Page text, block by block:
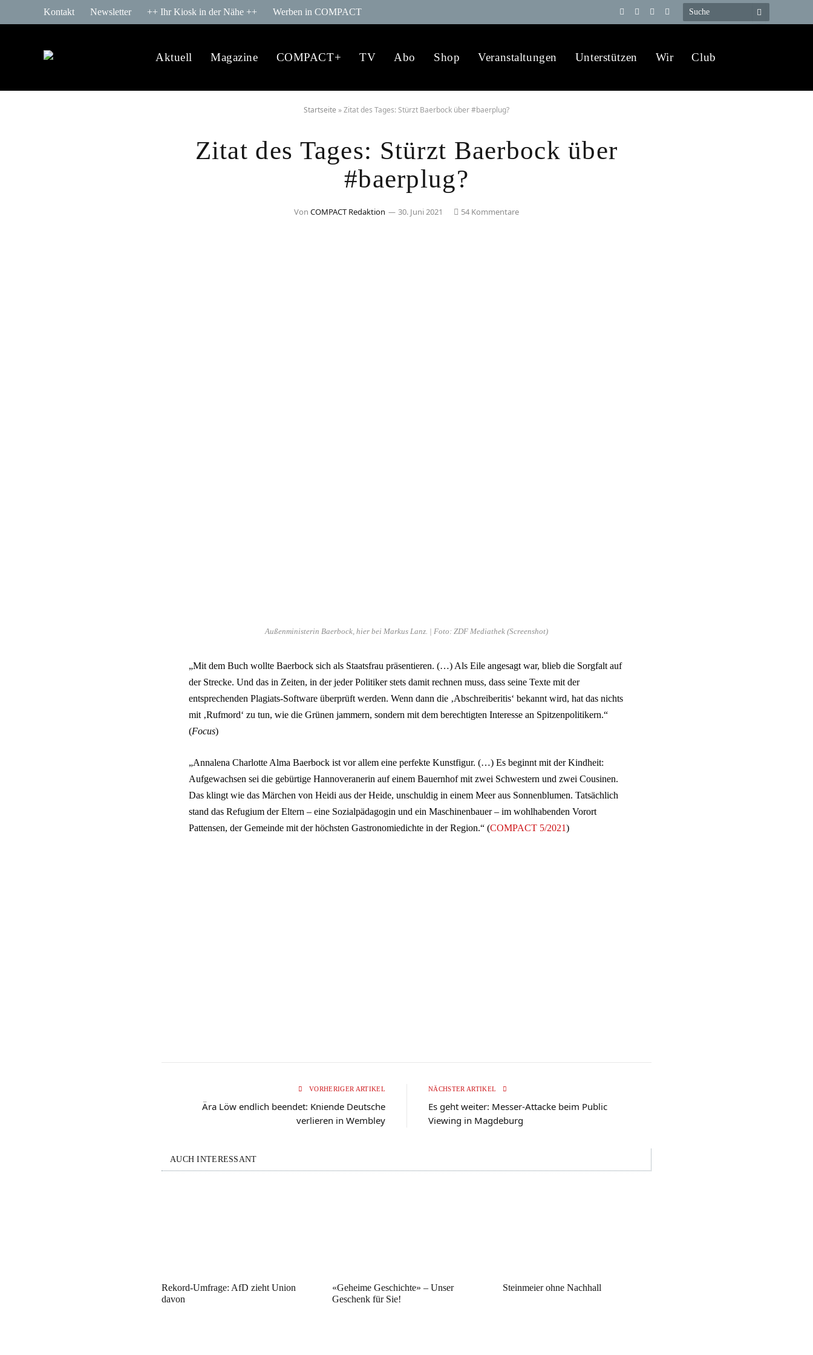
Kontakt Newsletter ++ Ihr Kiosk in der Nähe ++ Werben in COMPACT
Telegram
YouTube
X
WhatsApp
Aktuell Magazine COMPACT+ TV Abo Shop Veranstaltungen Unterstützen Wir Club
Startseite »Zitat des Tages: Stürzt Baerbock über #baerplug?
Zitat des Tages: Stürzt Baerbock über
#baerplug?
Von COMPACT Redaktion 30. Juni 2021 54 Kommentare
Außenministerin Baerbock, hier bei Markus Lanz. | Foto: ZDF Mediathek (Screenshot)
„Mit dem Buch wollte Baerbock sich als Staatsfrau präsentieren. (…) Als Eile angesagt war, blieb die Sorgfalt auf
der Strecke. Und das in Zeiten, in der jeder Politiker stets damit rechnen muss, dass seine Texte mit der
entsprechenden Plagiats-Software überprüft werden. Wenn dann die ‚Abschreiberitis‘ bekannt wird, hat das nichts
mit ‚Rufmord‘ zu tun, wie die Grünen jammern, sondern mit dem berechtigten Interesse an Spitzenpolitikern.“
(Focus)
„Annalena Charlotte Alma Baerbock ist vor allem eine perfekte Kunstfigur. (…) Es beginnt mit der Kindheit:
Aufgewachsen sei die gebürtige Hannoveranerin auf einem Bauernhof mit zwei Schwestern und zwei Cousinen.
Das klingt wie das Märchen von Heidi aus der Heide, unschuldig in einem Meer aus Sonnenblumen. Tatsächlich
stand das Refugium der Eltern – eine Sozialpädagogin und ein Maschinenbauer – im wohlhabenden Vorort
Pattensen, der Gemeinde mit der höchsten Gastronomiedichte in der Region.“ (COMPACT 5/2021)
VORHERIGER ARTIKEL
Ära Löw endlich beendet: Kniende Deutsche
verlieren in Wembley
NÄCHSTER ARTIKEL
Es geht weiter: Messer-Attacke beim Public
Viewing in Magdeburg
AUCH INTERESSANT
Rekord-Umfrage: AfD zieht Union
davon
«Geheime Geschichte» – Unser
Geschenk für Sie!
Steinmeier ohne Nachhall